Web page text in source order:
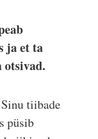
ja et ta
otsivad.
tiibade
püsib